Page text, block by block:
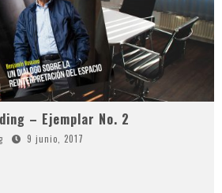
– Ejemplar No. 2
9 junio, 2017